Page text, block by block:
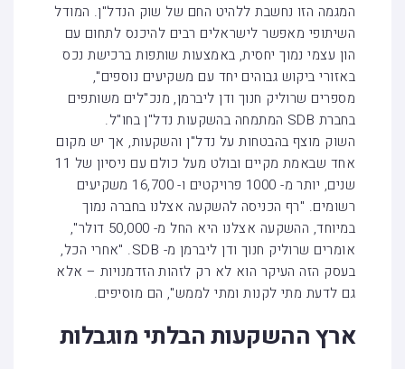
המגמה הזו נחשבת ללהיט החם של שוק הנדל"ן. המודל
השיתופי מאפשר לישראלים רבים להיכנס לתחום עם
הון עצמי נמוך יחסית, באמצעות שותפות ברכישת נכס
באזורי ביקוש גבוהים יחד עם משקיעים נוספים",
מספרים שרוליק חנוך ודן ליברמן, מנכ"לים משותפים
בחברת SDB המתמחה בהשקעות נדל"ן בחו"ל.
השוק מוצף בהבטחות על נדל"ן והשקעות, אך יש מקום
אחד שבאמת מקיים ובולט מעל כולם עם ניסיון של 11
שנים, יותר מ- 1000 פרויקטים ו- 16,700 משקיעים
רשומים. "רף הכניסה להשקעה אצלנו בחברה נמוך
במיוחד, ההשקעה אצלנו היא החל מ- 50,000 דולר",
אומרים שרוליק חנוך ודן ליברמן מ- SDB. "אחרי הכל,
בעסק הזה העיקר הוא לא רק לזהות הזדמנויות – אלא
גם לדעת מתי לקנות ומתי לממש", הם מוסיפים.
ארץ ההשקעות הבלתי מוגבלות